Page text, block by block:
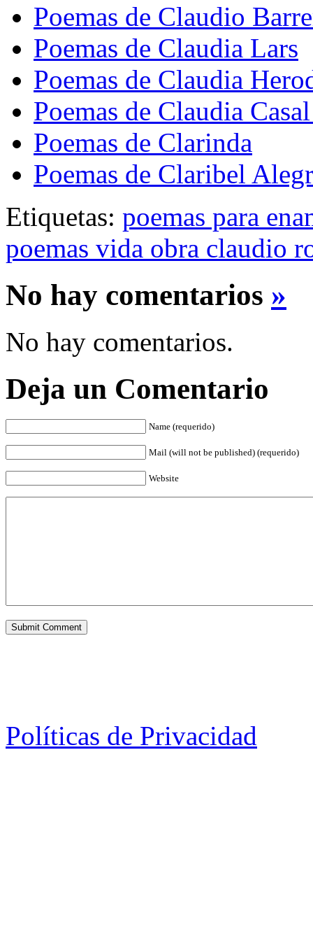
Poemas de Claudio
Poemas de Claudia Lars
Poemas de Claudia
Poemas de Claudia
Poemas de Clarinda
Poemas de Claribel
Etiquetas: poemas para
poemas vida obra claudio
No hay comentarios »
No hay comentarios.
Deja un Comentario
Name (requerido)
Mail (will not be published) (requerido)
Website
Políticas de Privacidad